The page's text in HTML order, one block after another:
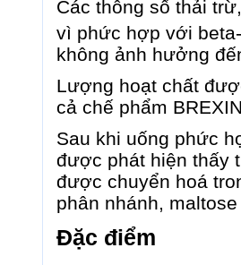
Các thông số thải
vì phức hợp với
không ảnh hưởng
Lượng hoạt chất
cả chế phẩm
Sau khi uống phức
được phát hiện thấy
được chuyển hoá
phân nhánh,
Đặc điểm